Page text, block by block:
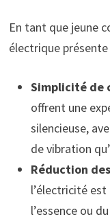
En tant que jeune
électrique
Simplicité de
offrent une
silencieuse,
de vibration
Réduction
l’électricité
l’essence ou